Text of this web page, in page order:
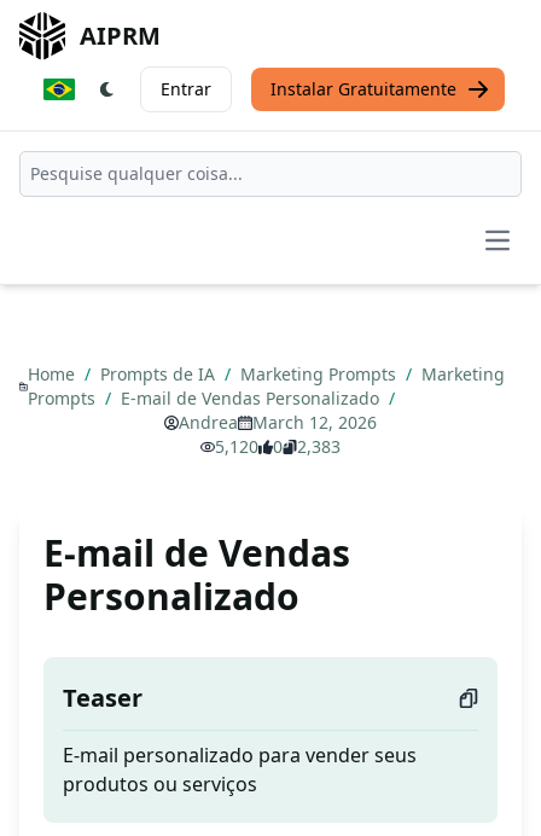
AIPRM
Entrar Instalar Gratuitamente
Home / Prompts de IA / Marketing Prompts / Marketing
Prompts / E-mail de Vendas Personalizado /
Andrea
March 12, 2026
5,120
0 2,383
E-mail de Vendas
Personalizado
Teaser
E-mail personalizado para vender seus
produtos ou serviços